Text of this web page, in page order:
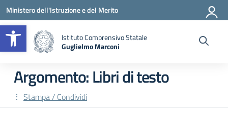
Apri la barra degli strumenti
Vai ai contenuti
Vai al menu di navigazione
Vai al footer
Ministero dell'Istruzione e del Merito
Istituto Comprensivo Statale
Guglielmo Marconi
— Visita la pagina iniziale della scuola
Argomento: Libri di testo
Stampa / Condividi